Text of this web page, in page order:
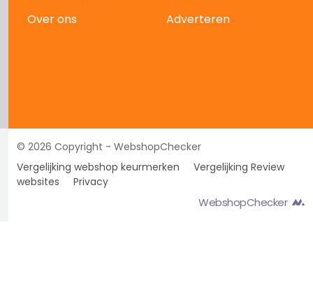
Over ons
Adverteren
© 2026 Copyright - WebshopChecker
Vergelijking webshop keurmerken
Vergelijking Review
websites
Privacy
WebshopChecker